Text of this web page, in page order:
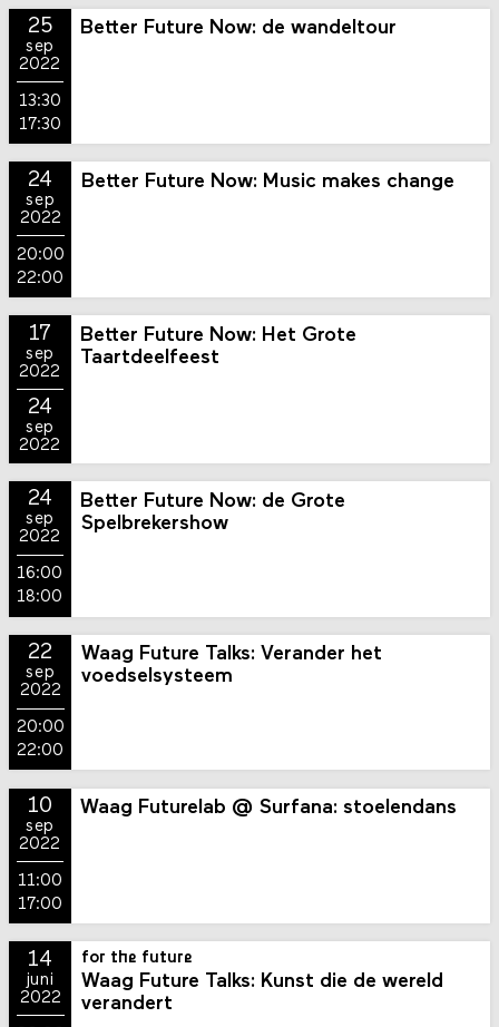
25
sep
2022
13:30
17:30
Better Future Now: de wandeltour
24
sep
2022
20:00
22:00
Better Future Now: Music makes change
17
sep
2022
24
sep
2022
Better Future Now: Het Grote
Taartdeelfeest
24
sep
2022
16:00
18:00
Better Future Now: de Grote
Spelbrekershow
22
sep
2022
20:00
22:00
Waag Future Talks: Verander het
voedselsysteem
10
sep
2022
11:00
17:00
Waag Futurelab @ Surfana: stoelendans
14
juni
2022
for the future
Waag Future Talks: Kunst die de wereld
verandert